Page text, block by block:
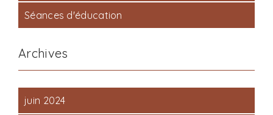
Séances d'éducation
Archives
juin 2024